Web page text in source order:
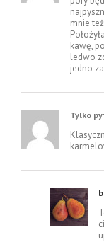
mnie
kawę,
ledwo
jedno
Tylko